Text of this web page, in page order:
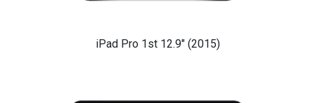
iPad Pro 1st 12.9" (2015)